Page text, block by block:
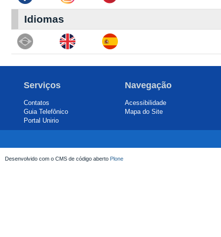
Idiomas
Serviços
Contatos
Guia Telefônico
Portal Unirio
Navegação
Acessibilidade
Mapa do Site
Desenvolvido com o CMS de código aberto Plone